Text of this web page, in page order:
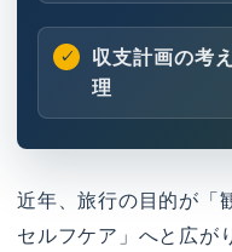
収支計画の考
理
近年、旅行の目的が「
セルフケア」へと広が